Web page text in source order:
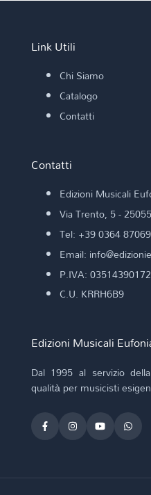
Link Utili
Chi Siamo
Catalogo
Contatti
Contatti
Edizioni Musicali
Via Trento, 5 -
Tel: +39 0364 87069
Email:
P.IVA: 03514390172
C.U. KRRH6B9
Edizioni Musicali
Dal 1995 al servizio
qualità per musicisti